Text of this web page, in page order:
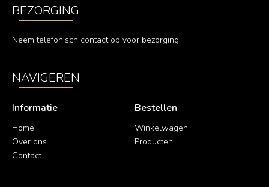
BEZORGING
Neem telefonisch contact op voor bezorging
NAVIGEREN
Informatie
Home
Over ons
Contact
Bestellen
Winkelwagen
Producten